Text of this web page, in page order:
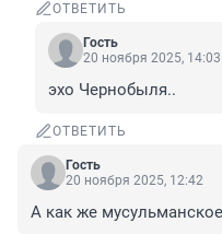
ОТВЕТИТЬ
Гость
20 ноября 2025, 14:03
эхо Чернобыля..
ОТВЕТИТЬ
Гость
20 ноября 2025, 12:42
А как же